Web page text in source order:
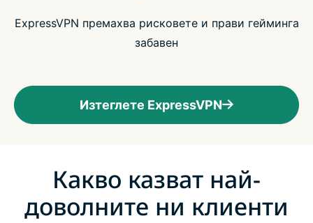
ExpressVPN премахва рисковете и прави гейминга
забавен
Изтеглете ExpressVPN
Какво казват най-
доволните ни клиенти